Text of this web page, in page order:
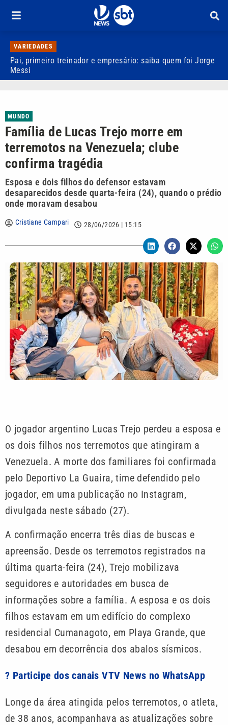
VARIEDADES
Pai, primeiro treinador e empresário: saiba quem foi Jorge
Messi
MUNDO
Família de Lucas Trejo morre em
terremotos na Venezuela; clube
confirma tragédia
Esposa e dois filhos do defensor estavam
desaparecidos desde quarta-feira (24), quando o prédio
onde moravam desabou
Cristiane Campari 28/06/2026 | 15:15
O jogador argentino Lucas Trejo perdeu a esposa e
os dois filhos nos terremotos que atingiram a
Venezuela. A morte dos familiares foi confirmada
pelo Deportivo La Guaira, time defendido pelo
jogador, em uma publicação no Instagram,
divulgada neste sábado (27).
A confirmação encerra três dias de buscas e
apreensão. Desde os terremotos registrados na
última quarta-feira (24), Trejo mobilizava
seguidores e autoridades em busca de
informações sobre a família. A esposa e os dois
filhos estavam em um edifício do complexo
residencial Cumanagoto, em Playa Grande, que
desabou em decorrência dos abalos sísmicos.
? Participe dos canais VTV News no WhatsApp
Longe da área atingida pelos terremotos, o atleta,
de 38 anos, acompanhava as atualizações sobre